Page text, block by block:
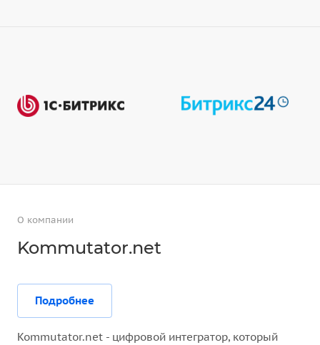
О компании
Kommutator.net
Подробнее
Kommutator.net - цифровой интегратор, который